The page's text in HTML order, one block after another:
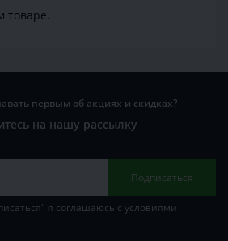
товаре.
первым об акциях и скидках?
на нашу рассылку
Подписаться
я соглашаюсь с условиями